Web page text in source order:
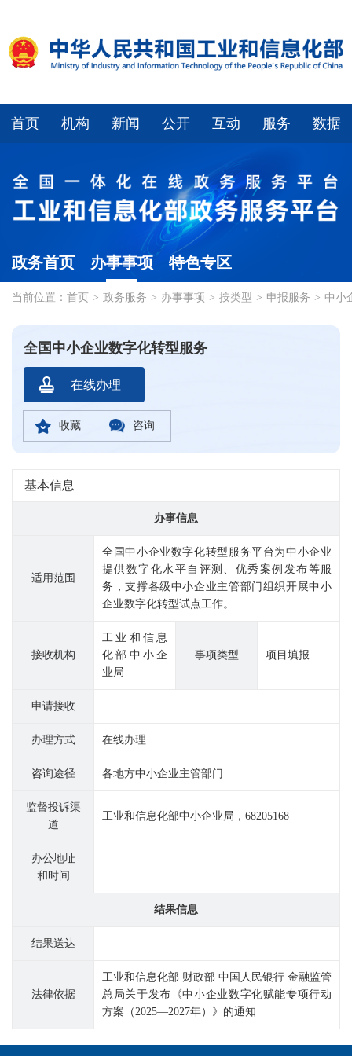
首页 机构 新闻 公开 互动 服务 数据
政务首页 办事事项 特色专区
当前位置： 首页 > 政务服务 > 办事事项 > 按类型 > 申报服务 > 中小
全国中小企业数字化转型服务
在线办理
收藏 咨询
基本信息
办事信息
适用范围
全国中小企业数字化转型服务平台为中小企业
提供数字化水平自评测、优秀案例发布等服
务，支撑各级中小企业主管部门组织开展中小
企业数字化转型试点工作。
接收机构
工业和信息
化部中小企
业局
事项类型 项目填报
申请接收
办理方式 在线办理
咨询途径 各地方中小企业主管部门
监督投诉渠
道
工业和信息化部中小企业局，68205168
办公地址
和时间
结果信息
结果送达
法律依据
工业和信息化部 财政部 中国人民银行 金融监管
总局关于发布《中小企业数字化赋能专项行动
方案（2025—2027年）》的通知